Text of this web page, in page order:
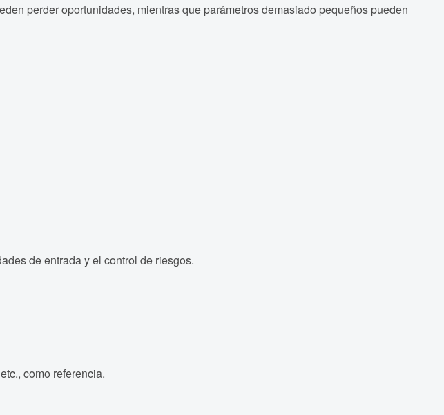
perder oportunidades, mientras que parámetros demasiado pequeños pueden
de entrada y el control de riesgos.
como referencia.